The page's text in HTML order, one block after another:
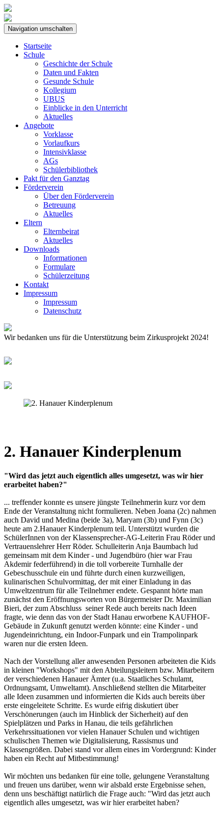
Navigation umschalten
Startseite
Schule
Geschichte der Schule
Daten und Fakten
Gesunde Schule
Kollegium
UBUS
Einblicke in den Unterricht
Aktuelles
Angebote
Vorklasse
Vorlaufkurs
Intensivklasse
AGs
Schülerbibliothek
Pakt für den Ganztag
Förderverein
Über den Förderverein
Betreuung
Aktuelles
Eltern
Elternbeirat
Aktuelles
Downloads
Informationen
Formulare
Schülerzeitung
Kontakt
Impressum
Impressum
Datenschutz
Wir bedanken uns für die Unterstützung beim Zirkusprojekt 2024!
2. Hanauer Kinderplenum
"Wird das jetzt auch eigentlich alles umgesetzt, was wir hier
erarbeitet haben?"
... treffender konnte es unsere jüngste Teilnehmerin kurz vor dem
Ende der Veranstaltung nicht formulieren. Neben Joana (2c) nahmen
auch David und Medina (beide 3a), Maryam (3b) und Fynn (3c)
heute am 2.Hanauer Kinderplenum teil. Unterstützt wurden die
SchülerInnen von der Klassensprecher-AG-Leiterin Frau Röder und
Vertrauenslehrer Herr Röder. Schulleiterin Anja Baumbach lud
gemeinsam mit dem Kinder - und Jugendbüro (hier war Frau
Akdemir federführend) in die toll vorbereite Turnhalle der
Gebeschusschule ein und führte durch einen kurzweiligen,
kulinarischen Schulvormittag, der mit einer Einladung in das
Umweltzentrum für alle Teilnehmer endete. Gespannt hörte man
zunächst den Eröffnungsworten von Bürgermeister Dr. Maximilian
Bieri, der zum Abschluss seiner Rede auch bereits nach Ideen
fragte, wie denn das von der Stadt Hanau erworbene KAUFHOF-
Gebäude in Zukunft genutzt werden könnte: eine Kinder - und
Jugendeinrichtung, ein Indoor-Funpark und ein Trampolinpark
waren nur die ersten Ideen.
Nach der Vorstellung aller anwesenden Personen arbeiteten die Kids
in kleinen "Workshops" mit den Abteilungsleitern bzw. Mitarbeitern
der verschiedenen Hanauer Ämter (u.a. Staatliches Schulamt,
Ordnungsamt, Umweltamt). Anschließend stellten die Mitarbeiter
alle Ideen zusammen und informierten die Kids auch bereits über
erste eingeleitete Schritte. Es wurde eifrig diskutiert über
Verschönerungen (auch im Hinblick der Sicherheit) auf den
Spielplätzen und Parks in Hanau, die teils gefährlichen
Verkehrssituationen vor vielen Hanauer Schulen und wichtigen
schulischen Themen wie Digitalisierung, Rassismus und
Klassengrößen. Dabei stand vor allem eines im Vordergrund: Kinder
haben ein Recht auf Mitbestimmung!
Wir möchten uns bedanken für eine tolle, gelungene Veranstaltung
und freuen uns darüber, wenn wir alsbald erste Ergebnisse sehen,
denn uns beschäftigt natürlich die Frage auch: "Wird das jetzt auch
eigentlich alles umgesetzt, was wir hier erarbeitet haben?